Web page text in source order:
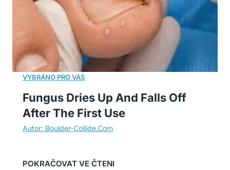
Fungus Dries Up And Falls Off
After The First Use